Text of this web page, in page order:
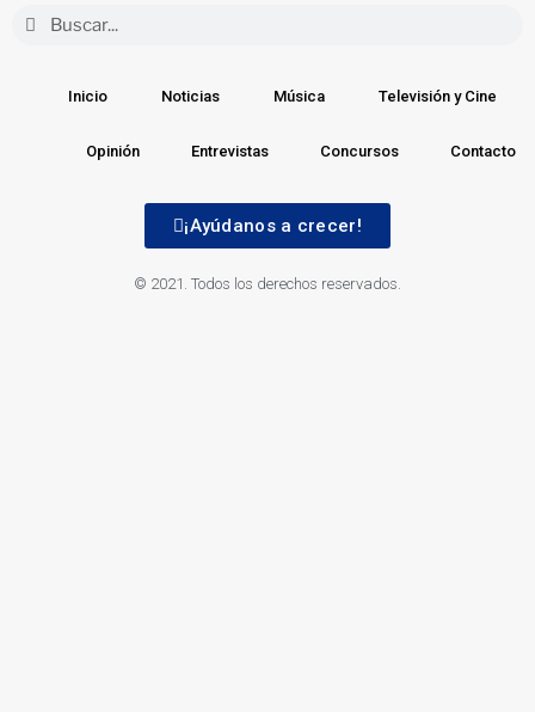
Inicio Noticias Música Televisión y Cine
Opinión Entrevistas Concursos Contacto
¡Ayúdanos a crecer!
© 2021. Todos los derechos reservados.